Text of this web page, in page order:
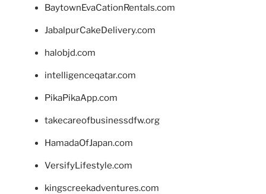
BaytownEvaCationRentals.com
JabalpurCakeDelivery.com
halobjd.com
intelligenceqatar.com
PikaPikaApp.com
takecareofbusinessdfw.org
HamadaOfJapan.com
VersifyLifestyle.com
kingscreekadventures.com